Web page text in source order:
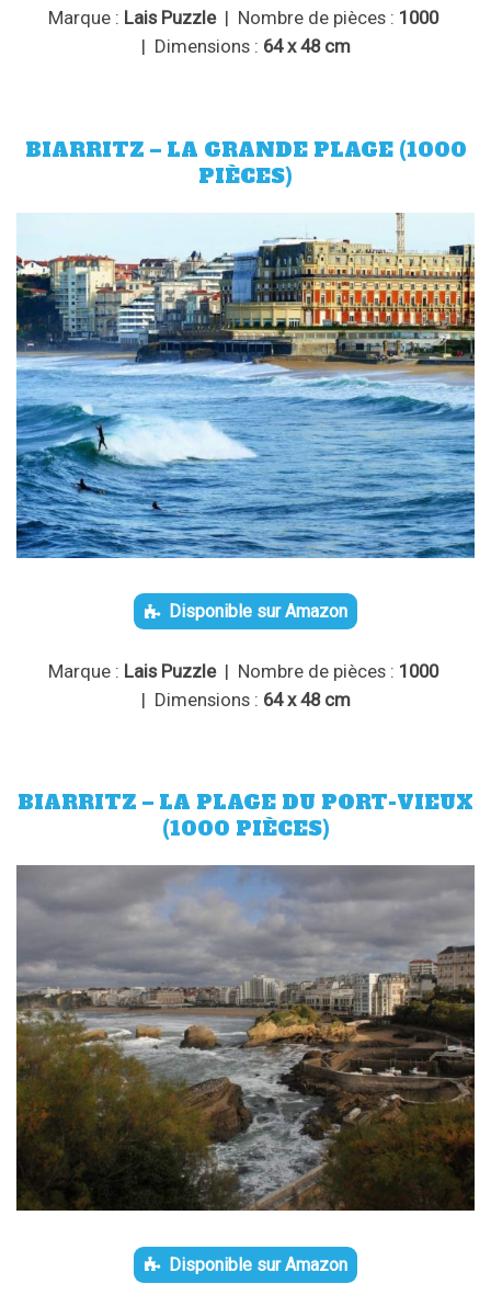
Marque : Lais Puzzle| Nombre de pièces : 1000
| Dimensions : 64 x 48 cm
BIARRITZ – LA GRANDE PLAGE (1000
PIÈCES)
Disponible sur Amazon
Marque : Lais Puzzle| Nombre de pièces : 1000
| Dimensions : 64 x 48 cm
BIARRITZ – LA PLAGE DU PORT-VIEUX
(1000 PIÈCES)
Disponible sur Amazon